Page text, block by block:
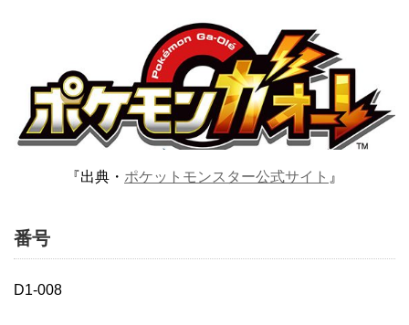
『出典・ ポケットモンスター公式サイト 』
番号
D1-008